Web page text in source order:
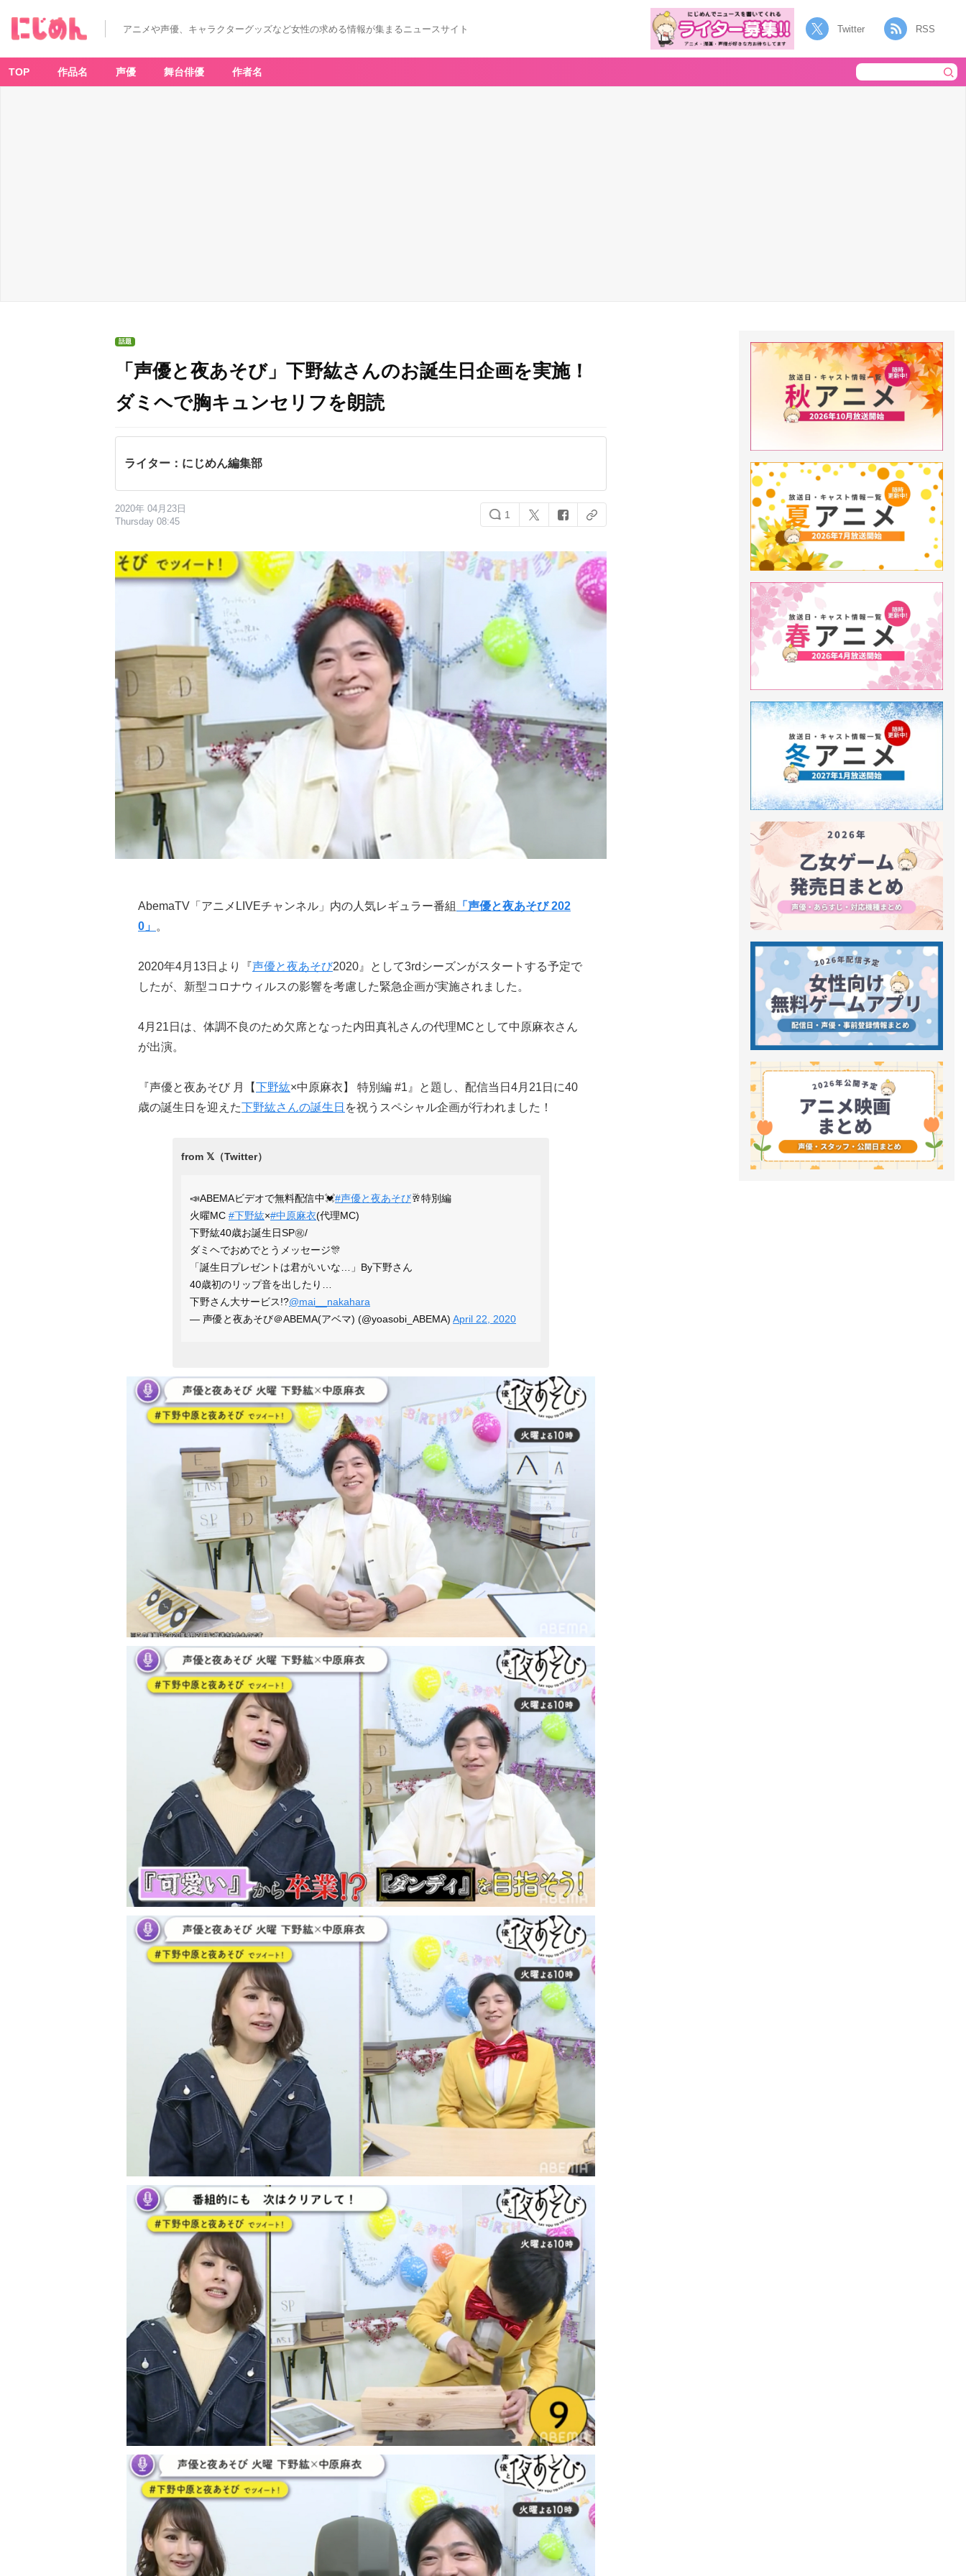
アニメや声優、キャラクターグッズなど女性の求める情報が集まるニュースサイト Twitter RSS
TOP 作品名 声優 舞台俳優 作者名
話題
「声優と夜あそび」下野紘さんのお誕生日企画を実施！
ダミヘで胸キュンセリフを朗読
ライター：にじめん編集部
2020年 04月23日
Thursday 08:45
1
AbemaTV「アニメLIVEチャンネル」内の人気レギュラー番組
「声優と夜あそび 202
0」 。
2020年4月13日より『声優と夜あそび2020』として3rdシーズンがスタートする予定で
したが、新型コロナウィルスの影響を考慮した緊急企画が実施されました。
4月21日は、体調不良のため欠席となった内田真礼さんの代理MCとして中原麻衣さん
が出演。
『声優と夜あそび 月【下野紘×中原麻衣】 特別編 #1』と題し、配信当日4月21日に40
歳の誕生日を迎えた下野紘さんの誕生日 を祝うスペシャル企画が行われました！
📣ABEMAビデオで無料配信中💓#声優と夜あそび🥂特別編
火曜MC #下野紘×#中原麻衣(代理MC)
下野紘40歳お誕生日SP㊗️/
ダミヘでおめでとうメッセージ🎊
「誕生日プレゼントは君がいいな…」By下野さん
40歳初のリップ音を出したり…
下野さん大サービス!?@mai__nakahara
— 声優と夜あそび＠ABEMA(アベマ) (@yoasobi_ABEMA) April 22, 2020